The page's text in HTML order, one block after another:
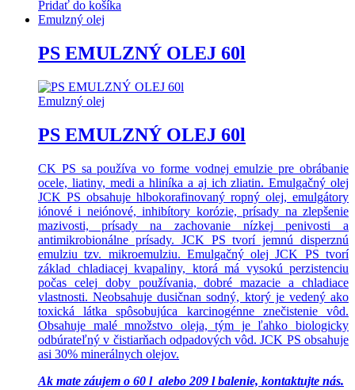
Pridať do košíka
Emulzný olej
PS EMULZNÝ OLEJ 60l
Emulzný olej
PS EMULZNÝ OLEJ 60l
CK PS sa používa vo forme vodnej emulzie pre obrábanie
ocele, liatiny, medi a hliníka a aj ich zliatin. Emulgačný olej
JCK PS obsahuje hlbokorafinovaný ropný olej, emulgátory
iónové i neiónové, inhibítory korózie, prísady na zlepšenie
mazivosti, prísady na zachovanie nízkej penivosti a
antimikrobionálne prísady. JCK PS tvorí jemnú disperznú
emulziu tzv. mikroemulziu. Emulgačný olej JCK PS tvorí
základ chladiacej kvapaliny, ktorá má vysokú perzistenciu
počas celej doby používania, dobré mazacie a chladiace
vlastnosti. Neobsahuje dusičnan sodný, ktorý je vedený ako
toxická látka spôsobujúca karcinogénne znečistenie vôd.
Obsahuje malé množstvo oleja, tým je ľahko biologicky
odbúrateľný v čistiarňach odpadových vôd. JCK PS obsahuje
asi 30% minerálnych olejov.
Ak mate záujem o 60 l alebo 209 l balenie, kontaktujte nás.